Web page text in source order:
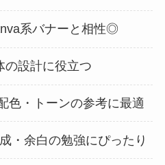
系バナーと相性◎
の設計に役立つ
色・トーンの参考に最適
成・余白の勉強にぴったり